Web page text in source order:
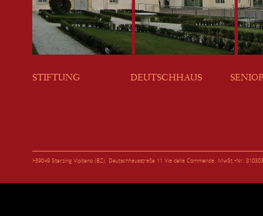
STIFTUNG DEUTSCHHAUS
I-39049 Sterzing Vipiteno (BZ), Deutschhausstraße 11 Via della Commenda, MwSt.-Nr.